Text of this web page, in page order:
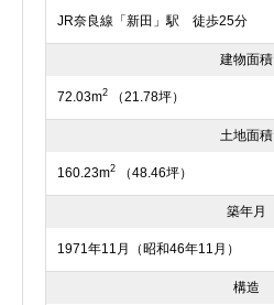
JR奈良線「新田」駅 徒歩25分
建物面積
72.03m2 （21.78坪）
土地面積
160.23m2 （48.46坪）
築年月
1971年11月（昭和46年11月）
構造